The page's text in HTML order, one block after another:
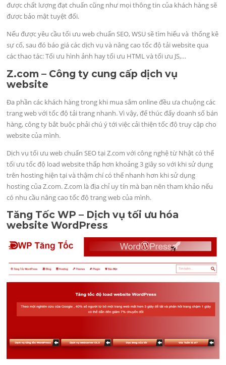
được chất lượng đạt chuẩn cũng như mọi thông tin của khách hàng sẽ
được bảo mật tuyệt đối.
Nếu được yêu cầu tối ưu web chuẩn SEO, WSU sẽ tìm hiểu và thống kê
sự cố, sau đó báo giá các dịch vụ và nâng cao tốc độ tải website qua
các thao tác: Tối ưu hình ảnh hay tối ưu HTML và tối ưu JS,…
Z.com – Công ty cung cấp dịch vụ
website
Đa phần các khách hàng trong khi mua sắm online đều ưa chuộng các
trang web với tốc độ tải trang nhanh. Vì vậy, để thúc đẩy doanh số bán
hàng, công ty bắt buộc phải chú ý tới việc cải thiện tốc độ truy cập cho
website của mình.
Dịch vụ tối ưu web chuẩn SEO tại Z.com với công nghệ từ Nhật có thể
tối ưu tốc độ load website thấp hơn khoảng 3 giây so với khi sử dụng
trên hosting hiện tại và thậm chí có thể nhanh hơn khi sử dụng
hosting của Z.com. Z.com là địa chỉ uy tín mà bạn nên tham khảo nếu
có nhu cầu nâng cao tốc độ trang web của mình.
Tăng Tốc WP – Dịch vụ tối ưu hóa
website WordPress